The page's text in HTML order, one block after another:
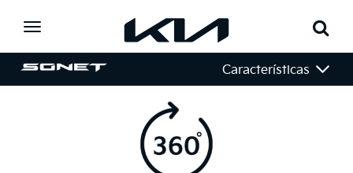
Toggle
Características